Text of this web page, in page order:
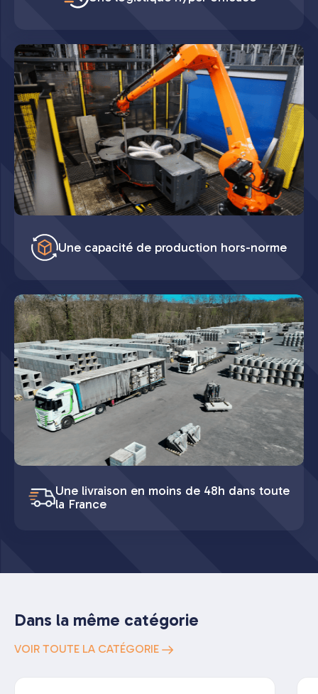
Une capacité de production hors-norme
Une livraison en moins de 48h dans toute
la France
Dans la même catégorie
VOIR TOUTE LA CATÉGORIE